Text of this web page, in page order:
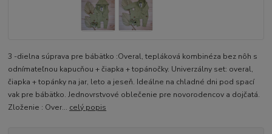
3 -dielna súprava pre bábätko :Overal, tepláková kombinéza bez nôh s
odnímateľnou kapucňou + čiapka + topánočky. Univerzálny set: overal,
čiapka + topánky na jar, leto a jeseň. Ideálne na chladné dni pod spací
vak pre bábätko. Jednovrstvové oblečenie pre novorodencov a dojčatá.
Zloženie : Over... celý popis